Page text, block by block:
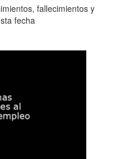
fallecimientos y
fecha